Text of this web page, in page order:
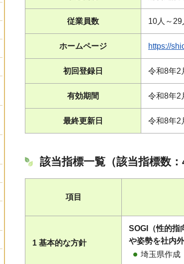
従業員数 10人～29
ホームページ https://
初回登録日 令和8年2
有効期間 令和8年2
最終更新日 令和8年2
該当指標一覧（該当指標数：
項目
1 基本的な方針
SOGI（性的指
や姿勢を社内
埼玉県作成